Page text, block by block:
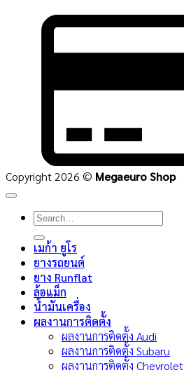
Copyright 2026 © Megaeuro Shop
Search
เมก้า ยูโร
ยางรถยนต์
ยาง Runflat
ล้อแม็ก
น้ำมันเครื่อง
ผลงานการติดตั้ง
ผลงานการติดตั้ง Audi
ผลงานการติดตั้ง Subaru
ผลงานการติดตั้ง Chevrolet